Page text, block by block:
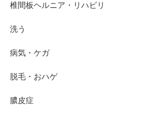
椎間板ヘルニア・リハビリ
洗う
病気・ケガ
脱毛・おハゲ
膿皮症